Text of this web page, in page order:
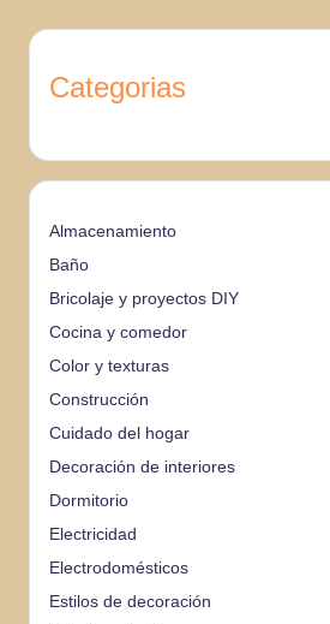
de
entradas
Categorias
Almacenamiento
Baño
Bricolaje y proyectos DIY
Cocina y comedor
Color y texturas
Construcción
Cuidado del hogar
Decoración de interiores
Dormitorio
Electricidad
Electrodomésticos
Estilos de decoración